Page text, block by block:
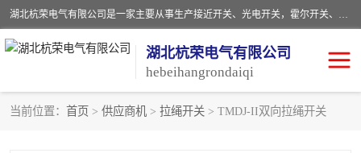
湖北杭荣电气有限公司是一家主要从事生产接近开关、光电开关，霍尔开关、两级跑偏开关、双向拉绳开关、速度监测器、皮带打滑开关、阻旋式料位开关、皮带纵向撕裂开关、溜槽堵塞开关、声光报警器、矿用磁性井筒开关等，主营行业：电气设备、仪器仪表制造, 高低压电器，成套电气设备，矿用防爆机电设备，皮带机综合保护系统，防爆电器，传感器，工矿配件，电器配件，自动化工业机器人的研发，制造，加工销售。
湖北杭荣电气有限公司
hebeihangrondaiqi
当前位置： 首页 > 供应商机 > 拉绳开关 > TMDJ-II双向拉绳开关